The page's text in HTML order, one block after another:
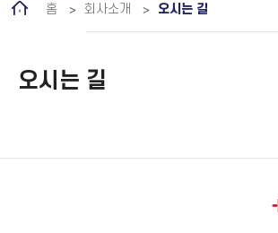
홈 회사소개 오시는 길
오시는 길